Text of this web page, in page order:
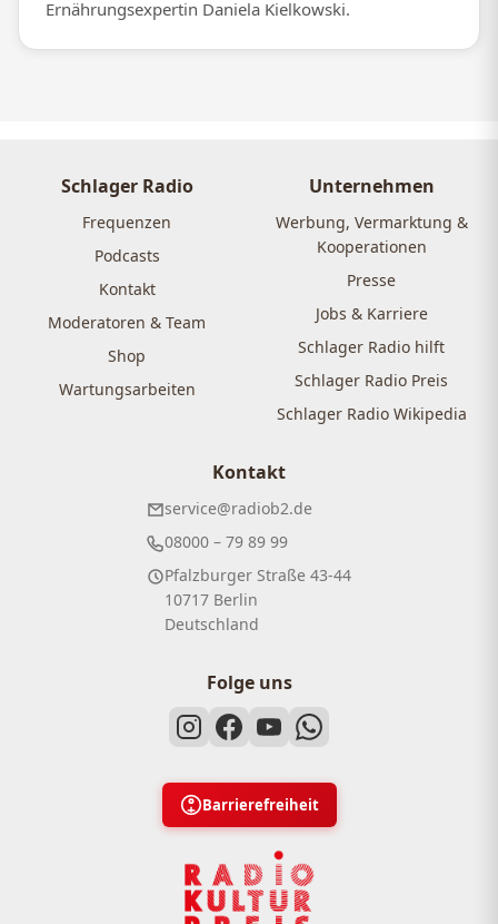
Ernährungsexpertin Daniela Kielkowski.
Schlager Radio
Frequenzen
Podcasts
Kontakt
Moderatoren & Team
Shop
Wartungsarbeiten
Unternehmen
Werbung, Vermarktung &
Kooperationen
Presse
Jobs & Karriere
Schlager Radio hilft
Schlager Radio Preis
Schlager Radio Wikipedia
Kontakt
service@radiob2.de
08000 – 79 89 99
Pfalzburger Straße 43-44
10717 Berlin
Deutschland
Folge uns
Barrierefreiheit